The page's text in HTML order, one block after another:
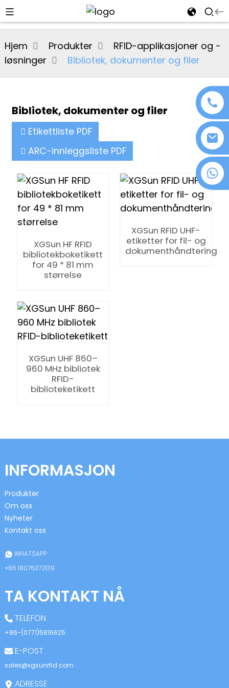
+86 18076372139
Hjem Produkter
RFID-applikasjoner og -
løsninger
Bibliotek, dokumenter og filer
Bibliotek, dokumenter og filer
Etikettliste PDF
ARC-innleggsliste PDF
XGSun HF RFID
bibliotekboketikett
for 49 * 81 mm
størrelse
XGSun RFID UHF-
etiketter for fil- og
dokumenthåndtering
XGSun UHF 860–
960 MHz bibliotek
RFID-
biblioteketikett
INFORMASJON
Produkter
Om oss
Nyheter
Kontakt oss
WHATSAPP
+86 18076372139
TA KONTAKT NÅ
TELEFON
+86-(0771)5816625
E-POST
sales@xgsunrfid.com
ADRESSE